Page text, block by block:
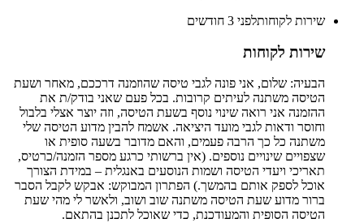
שירות לקוחותלפני 3 חודשים
שירות לקוחות
הבעיה: שלום, אני פונה לגבי טיסה שהוזמנה דרככם, מאחר ושעת
הטיסה משתנה לעיתים קרובות. בכל פעם שאני בודק/ת את
ההזמנה אני רואה שינוי נוסף בשעת הטיסה, וזה יוצר אצלי בלבול
וחוסר ודאות לגבי מועד היציאה. אשמח להבין מדוע הטיסה שלי
משתנה כל כך הרבה פעמים, והאם מדובר בשעה סופית או
שצפויים שינויים נוספים. (אין ברשותי כרגע מספר הזמנה/כרטיס,
תאריכי ויעדי הטיסה ושמות הנוסעים באנגלית – במידת הצורך
אוכל לספק אותם בהמשך.) הפתרון המבוקש: אבקש לקבל הסבר
ברור מדוע שעת הטיסה משתנה שוב ושוב, ולאשר לי מהי שעת
הטיסה הסופית והמעודכנת, כדי שאוכל לתכנן בהתאם.